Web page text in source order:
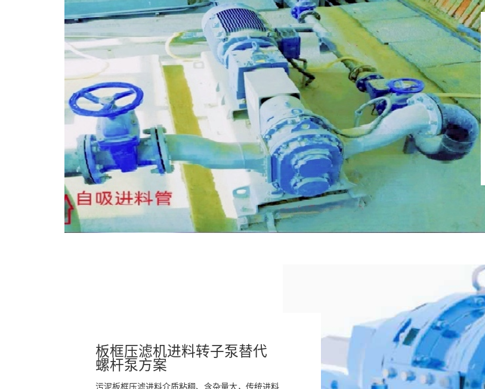
板框压滤机进料转子泵替代
螺杆泵方案
污泥板框压滤进料介质粘稠、含杂量大，传统进料